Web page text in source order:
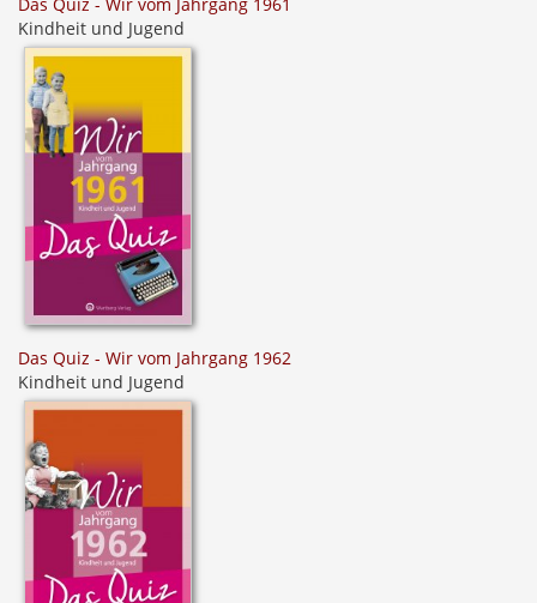
Kindheit und Jugend
Das Quiz - Wir vom Jahrgang 1962
Kindheit und Jugend